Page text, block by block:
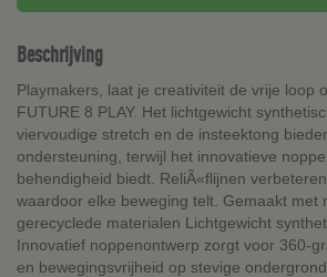
Beschrijving
Playmakers, laat je creativiteit de vrije loop
FUTURE 8 PLAY. Het lichtgewicht
viervoudige stretch en de insteektong
ondersteuning, terwijl het innovatieve
behendigheid biedt. ReliÃ«flijnen
waardoor elke beweging telt. Gemaakt met
gerecyclede materialen Lichtgewicht
Innovatief noppenontwerp zorgt voor 360-
en bewegingsvrijheid op stevige